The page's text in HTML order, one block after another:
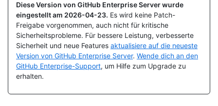
Diese Version von GitHub Enterprise Server wurde
eingestellt am 2026-04-23. Es wird keine Patch-
Freigabe vorgenommen, auch nicht für kritische
Sicherheitsprobleme. Für bessere Leistung, verbesserte
Sicherheit und neue Features aktualisiere auf die neueste
Version von GitHub Enterprise Server. Wende dich an den
GitHub Enterprise-Support, um Hilfe zum Upgrade zu
erhalten.